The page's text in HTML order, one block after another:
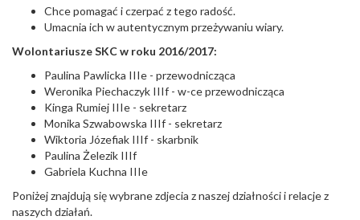
Chce pomagać i czerpać z tego radość.
Umacnia ich w autentycznym przeżywaniu wiary.
Wolontariusze SKC w roku 2016/2017:
Paulina Pawlicka IIIe - przewodnicząca
Weronika Piechaczyk IIIf - w-ce przewodnicząca
Kinga Rumiej IIIe - sekretarz
Monika Szwabowska IIIf - sekretarz
Wiktoria Józefiak IIIf - skarbnik
Paulina Żelezik IIIf
Gabriela Kuchna IIIe
Poniżej znajdują się wybrane zdjecia z naszej działności i relacje z
naszych działań.